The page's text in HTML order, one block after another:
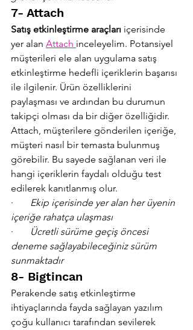
7- Attach
Satış etkinleştirme araçları içerisinde
yer alan Attach inceleyelim. Potansiyel
müşterileri ele alan uygulama satış
etkinleştirme hedefli içeriklerin başarısı
ile ilgilenir. Ürün özelliklerini
paylaşması ve ardından bu durumun
takipçi olması da bir diğer özelliğidir.
Attach, müşterilere gönderilen içeriğe,
müşteri nasıl bir temasta bulunmuş
görebilir. Bu sayede sağlanan veri ile
hangi içeriklerin faydalı olduğu test
edilerek kanıtlanmış olur.
· Ekip içerisinde yer alan her üyenin
içeriğe rahatça ulaşması
·
Ücretli sürüme geçiş öncesi
deneme sağlayabileceğiniz sürüm
sunmaktadır
8- Bigtincan
Perakende satış etkinleştirme
ihtiyaçlarında fayda sağlayan yazılım
çoğu kullanıcı tarafından sevilerek